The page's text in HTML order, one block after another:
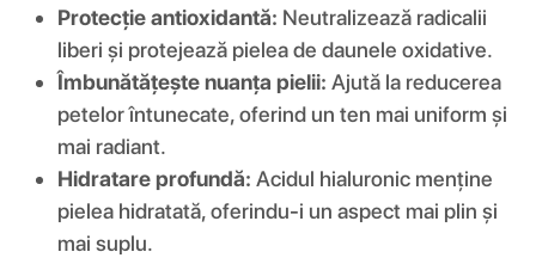
Protecție antioxidantă: Neutralizează radicalii
liberi și protejează pielea de daunele oxidative.
Îmbunătățește nuanța pielii: Ajută la reducerea
petelor întunecate, oferind un ten mai uniform și
mai radiant.
Hidratare profundă: Acidul hialuronic menține
pielea hidratată, oferindu-i un aspect mai plin și
mai suplu.